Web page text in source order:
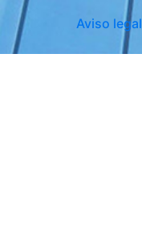
Aviso legal